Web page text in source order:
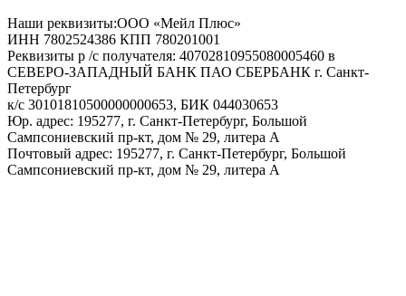
Наши реквизиты:ООО «Мейл Плюс»
ИНН 7802524386 КПП 780201001
Реквизиты р /с получателя: 40702810955080005460 в
СЕВЕРО-ЗАПАДНЫЙ БАНК ПАО СБЕРБАНК г. Санкт-
Петербург
к/с 30101810500000000653, БИК 044030653
Юр. адрес: 195277, г. Санкт-Петербург, Большой
Сампсониевский пр-кт, дом № 29, литера А
Почтовый адрес: 195277, г. Санкт-Петербург, Большой
Сампсониевский пр-кт, дом № 29, литера А